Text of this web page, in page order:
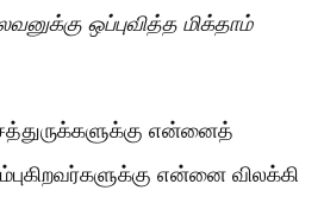
ஒப்புவித்த மிக்தாம்
என்னைத்
என்னை விலக்கி